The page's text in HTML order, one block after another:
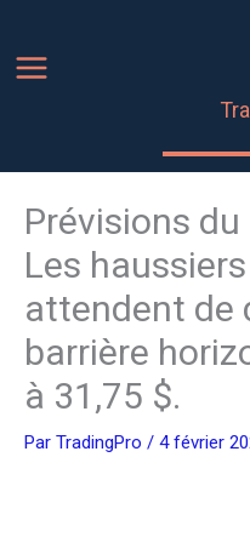
contenu
Prévisions du
Les
attendent de
barrière
à 31,75 $.
Par TradingPro / 4 février